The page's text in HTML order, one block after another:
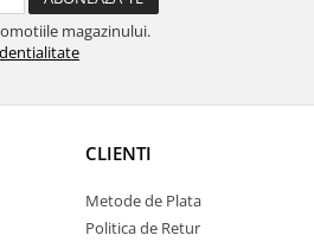
magazinului.
CLIENTI
Metode de Plata
Politica de Retur